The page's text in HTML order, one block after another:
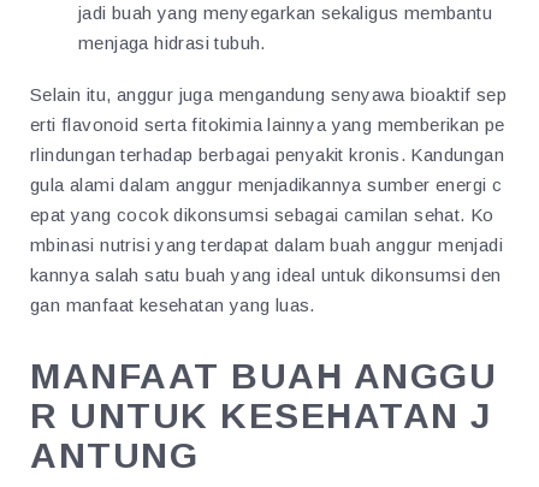
jadi buah yang menyegarkan sekaligus membantu
menjaga hidrasi tubuh.
Selain itu, anggur juga mengandung senyawa bioaktif sep
erti flavonoid serta fitokimia lainnya yang memberikan pe
rlindungan terhadap berbagai penyakit kronis. Kandungan
gula alami dalam anggur menjadikannya sumber energi c
epat yang cocok dikonsumsi sebagai camilan sehat. Ko
mbinasi nutrisi yang terdapat dalam buah anggur menjadi
kannya salah satu buah yang ideal untuk dikonsumsi den
gan manfaat kesehatan yang luas.
MANFAAT BUAH ANGGU
R UNTUK KESEHATAN J
ANTUNG